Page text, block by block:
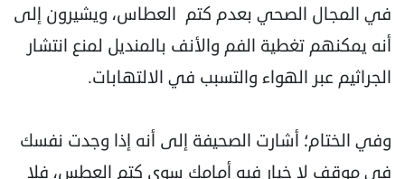
في المجال الصحي بعدم كتم العطاس، ويشيرون إلى
أنه يمكنهم تغطية الفم والأنف بالمنديل لمنع انتشار
الجراثيم عبر الهواء والتسبب في الالتهابات.
وفي الختام؛ أشارت الصحيفة إلى أنه إذا وجدت نفسك
في موقف لا خيار فيه أمامك سوى كتم العطس، فلا